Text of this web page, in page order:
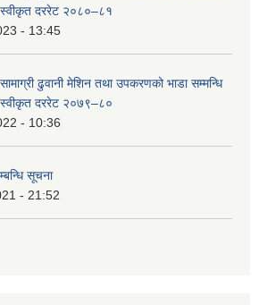
स्वीकृत दररेट २०८०–८१
- 13:45
सामाग्री ढुवानी मेशिन तथा उपकरणको भाडा सम्मन्धि
स्वीकृत दररेट २०७९–८०
- 10:36
सूचना
- 21:52